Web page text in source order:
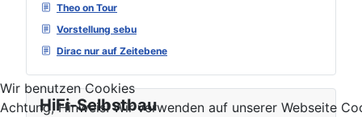
Theo on Tour
Vorstellung sebu
Dirac nur auf Zeitebene
HiFi-Selbstbau
Wir benutzen Cookies
Achtung, Hinweis! Wir verwenden auf unserer Webseite